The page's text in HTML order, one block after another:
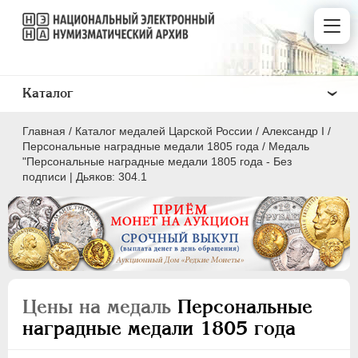
Главная / Каталог медалей Царской России / Александр I /
Персональные наградные медали 1805 года / Медаль
"Персональные наградные медали 1805 года - Без
подписи | Дьяков: 304.1
Цены на медаль Персональные
наградные медали 1805 года
Каталог
ВСЕ
ПEТР I 1699-1725
ПЕТР II
АННА ИОАННОВНА 1730-1740
ИОАНН АНТОНОВИЧ